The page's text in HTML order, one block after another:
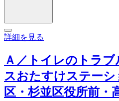
詳細を見る
Ａ／トイレのトラ
スおたすけステーシ
区・杉並区役所前・